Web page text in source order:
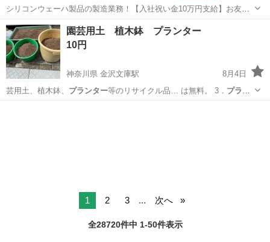
シリコンウェーハ製品の製造業務！【入社祝い金10万円支給】お友達
やカップルとの応募OK◎年間休日129日＆休出なしでプライベート充
実♪業務はクリーンルームで快適作業◎自社正社員登用制度あり★1食
300円～の格安食堂あり！《佐...
佐賀 伊万里市 東山代駅 その他
園芸用土 植木鉢 プランター
10円
神奈川県 金沢文庫駅
8月4日
芸用土、植木鉢、 プランター 等のリサイクル品… は無料。 3． プラン
ター①陶器製：30… 合。 ・植木鉢やプランター は水洗い済。 …
1 2 3 ... 次へ
全28720件中 1-50件表示